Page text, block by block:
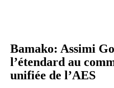
Bamako: Assimi
l’étendard au
unifiée de l’AES